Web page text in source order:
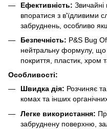
Ефективність:
впоратися з в'їдливими
забруднень, особливо
Безпечність: P&S Bug
нейтральну формулу,
покриття, пластик, хром
Особливості:
Швидка дія: Розчиняє та
комах та інших
Легке використання:
забруднену поверхню,